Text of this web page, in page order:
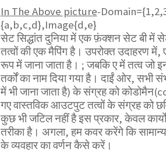
In The Above picture-
{a,b,c,d},Image{d,e}
सेट सिद्धांत दुनिया में एक फ़ंक्शन सेट बी में
तत्वों की एक मैपिंग है। उपरोक्त उदाहरण
रूप में जाना जाता है। ; जबकि ए में तत्व जो
तर्कों का नाम दिया गया है। दाईं ओर,
में भी जाना जाता है) के संग्रह को
गए वास्तविक आउटपुट तत्वों के संग्रह को
कुछ भी जटिल नहीं है इस प्रकार, केवल
तरीका है। अगला, हम कवर करेंगे कि
के व्यवहार का वर्णन कैसे करें।